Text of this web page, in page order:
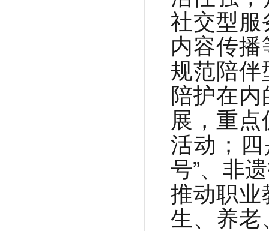
社交型服
内容传
规范陪伴
陪护在
展，重
活动；
号”、非
推动职业
生、养老